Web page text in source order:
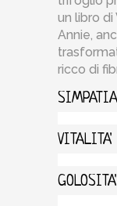
un libro
Annie,
ricco di
SIMPATIA
VITALITA'
GOLOSITA'